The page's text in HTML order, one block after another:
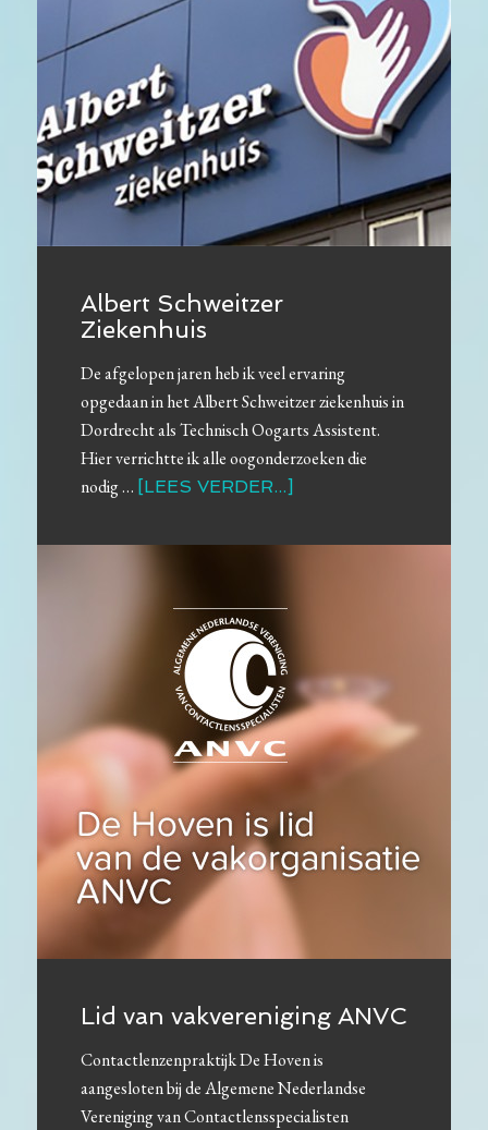
Albert Schweitzer
Ziekenhuis
De afgelopen jaren heb ik veel ervaring
opgedaan in het Albert Schweitzer ziekenhuis in
Dordrecht als Technisch Oogarts Assistent.
Hier verrichtte ik alle oogonderzoeken die
nodig … [LEES VERDER...]
Lid van vakvereniging ANVC
Contactlenzenpraktijk De Hoven is
aangesloten bij de Algemene Nederlandse
Vereniging van Contactlensspecialisten